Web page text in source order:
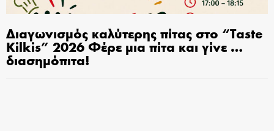
Διαγωνισμός καλύτερης πίτας στο “Taste
Kilkis” 2026 Φέρε μια πίτα και γίνε …
διασημόπιτα!